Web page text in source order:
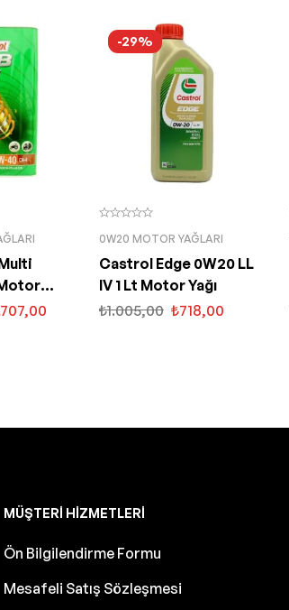
-29%
0W20 MOTOR YAĞLARI
Castrol Edge 0W20 LL
IV 1 Lt Motor Yağı
₺1.005,00 ₺718,00
MÜŞTERI HIZMETLERI
Ön Bilgilendirme Formu
Mesafeli Satış Sözleşmesi